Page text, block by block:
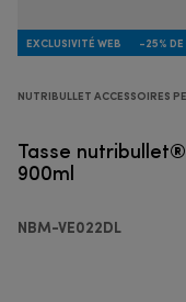
EXCLUSIVITÉ WEB -25%
NUTRIBULLET ACCESSOIRES
Tasse nutribullet®
900ml
NBM-VE022DL